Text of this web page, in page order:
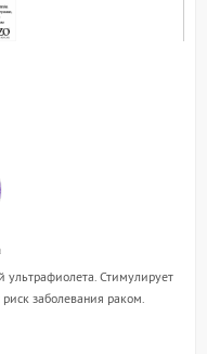
ультрафиолета. Стимулирует
заболевания раком.